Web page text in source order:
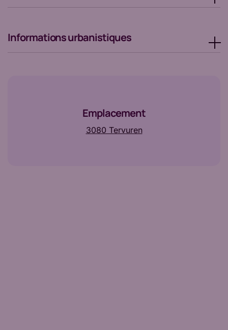
Informations urbanistiques
Emplacement
3080 Tervuren